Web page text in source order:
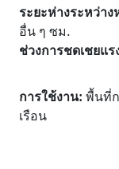
ระยะห่างระหว่าง
อื่น ๆ ซม.
ช่วงการชดเชยแร
การใช้งาน: พื้นที่
เรือน